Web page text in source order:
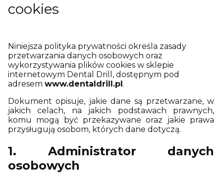
cookies
Niniejsza polityka prywatności określa zasady
przetwarzania danych osobowych oraz
wykorzystywania plików cookies w sklepie
internetowym Dental Drill, dostępnym pod
adresem www.dentaldrill.pl.
Dokument opisuje, jakie dane są przetwarzane, w
jakich celach, na jakich podstawach prawnych,
komu mogą być przekazywane oraz jakie prawa
przysługują osobom, których dane dotyczą.
1. Administrator danych
osobowych